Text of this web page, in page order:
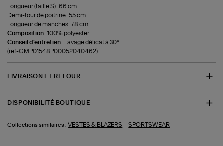
Longueur (taille S) : 66 cm.
Demi-tour de poitrine : 55 cm.
Longueur de manches : 78 cm.
Composition :100% polyester.
Conseil d'entretien :
Lavage délicat à 30°.
(ref-GMP01548P00052040462)
LIVRAISON ET RETOUR
DISPONIBILITÉ BOUTIQUE
Collections similaires : VESTES & BLAZERS -SPORTSWEAR